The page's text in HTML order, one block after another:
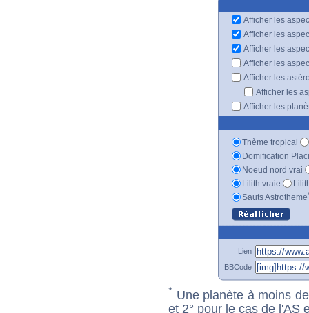
Afficher les
Afficher les
Afficher les
Afficher les
Afficher les
Afficher les
Afficher les
Thème tropical
Domification
Noeud nord vrai
Lilith vraie
Sauts Astrotheme
Lien
BBCode
* Une planète à moins
et 2° pour le cas de l'AS